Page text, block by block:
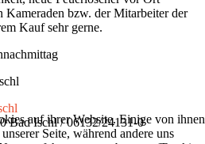
Kameraden bzw. der Mitarbeiter der
Kauf sehr gerne.
Bad Ischl / 06132/24131-0
auf ihrer Website. Einige von ihnen
Seite, während andere uns